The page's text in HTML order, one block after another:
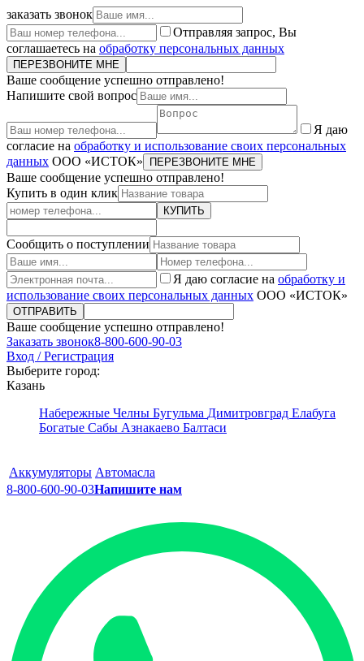
заказать звонок
Отправляя запрос, Вы
соглашаетесь на обработку персональных данных
ПЕРЕЗВОНИТЕ МНЕ
Ваше сообщение успешно отправлено!
Напишите свой вопрос
Я даю
согласие на обработку и использование своих персональных
данных ООО «ИСТОК» ПЕРЕЗВОНИТЕ МНЕ
Ваше сообщение успешно отправлено!
Купить в один клик
КУПИТЬ
Сообщить о поступлении
Я даю согласие на обработку и
использование своих персональных данных ООО «ИСТОК»
ОТПРАВИТЬ
Ваше сообщение успешно отправлено!
Заказать звонок8-800-600-90-03
Вход / Регистрация
Выберите город:
Казань
Набережные Челны Бугульма Димитровград Елабуга
Богатые Сабы Азнакаево Балтаси
Аккумуляторы Автомасла
8-800-600-90-03Напишите нам